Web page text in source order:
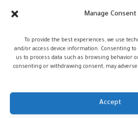
Manage Consent
To provide the best experiences, we use
and/or access device information. Consenting
us to process data such as browsing behavior
consenting or withdrawing consent, may
Accept
ذيل مؤشر الفجوة بين
أخبار 15 يونيو، 2025